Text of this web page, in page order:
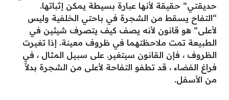
حديقتي” حقيقة لأنها عبارة بسيطة يمكن إثباتها.
“التفاح يسقط من الشجرة في باحتي الخلفية وليس
لأعلى” هو قانون لأنه يصف كيف يتصرف شيئين في
الطبيعة تمت ملاحظتهما في ظروف معينة. إذا تغيرت
الظروف ، فإن القانون سيتغير. على سبيل المثال ، في
فراغ الفضاء ، قد تطفو التفاحة لأعلى من الشجرة بدلاً
من الأسفل.